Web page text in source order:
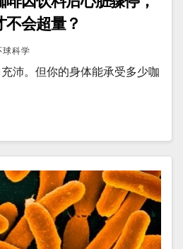
不会超量？
球科学
沛。但你的身体能承受多少咖